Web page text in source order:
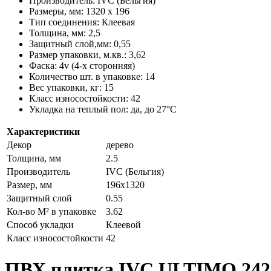
Размеры, мм: 1320 х 196
Тип соединения: Клеевая
Толщина, мм: 2,5
Защитный слой,мм: 0,55
Размер упаковки, м.кв.: 3,62
Фаска: 4v (4-х сторонняя)
Количество шт. в упаковке: 14
Вес упаковки, кг: 15
Класс износостойкости: 42
Укладка на теплый пол: да, до 27°C
Характеристики
Декор
дерево
Толщина, мм
2.5
Производитель
IVC (Бельгия)
Размер, мм
196х1320
Защитный слой
0.55
Кол-во М² в упаковке
3.62
Способ укладки
Клеевой
Класс износостойкости 42